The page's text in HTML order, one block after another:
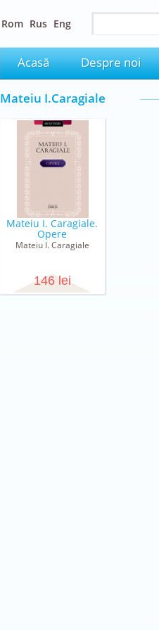
Rom Rus Eng
Acasă Despre noi
Mateiu I.Caragiale
Mateiu I. Caragiale.
Opere
Mateiu I. Caragiale
146 lei